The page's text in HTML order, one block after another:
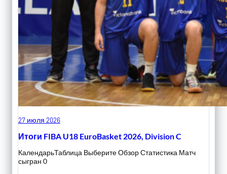
27 июля 2026
Итоги FIBA U18 EuroBasket 2026, Division C
КалендарьТаблица Выберите Обзор Статистика Матч
сыгран 0